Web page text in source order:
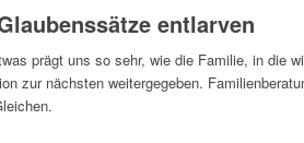
entlarven
prägt uns so sehr, wie die Familie, in die
zur nächsten weitergegeben.